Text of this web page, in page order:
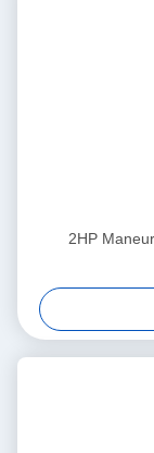
2HP